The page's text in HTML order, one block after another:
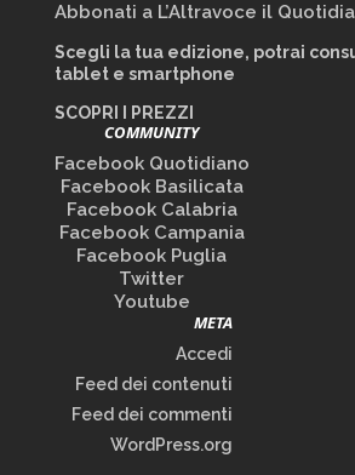
Abbonati a L’Altravoce il
Scegli la tua edizione, potrai
tablet e smartphone
SCOPRI I PREZZI
COMMUNITY
Facebook Quotidiano
Facebook Basilicata
Facebook Calabria
Facebook Campania
Facebook Puglia
Twitter
Youtube
META
Accedi
Feed dei contenuti
Feed dei commenti
WordPress.org